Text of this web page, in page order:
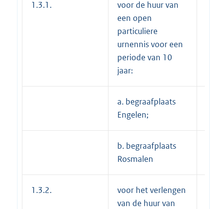
1.3.1.
voor de huur van
een open
particuliere
urnennis voor een
periode van 10
jaar:
a. begraafplaats
Engelen;
b. begraafplaats
Rosmalen
1.3.2.
voor het verlengen
van de huur van